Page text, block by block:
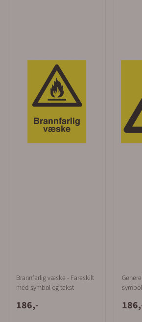
Brannfarlig væske - Fareskilt
med symbol og tekst
186,-
symbol